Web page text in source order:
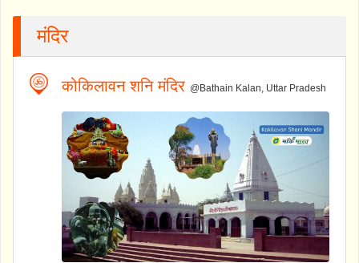
मंदिर
कोकिलावन शनि मंदिर @Bathain Kalan, Uttar Pradesh